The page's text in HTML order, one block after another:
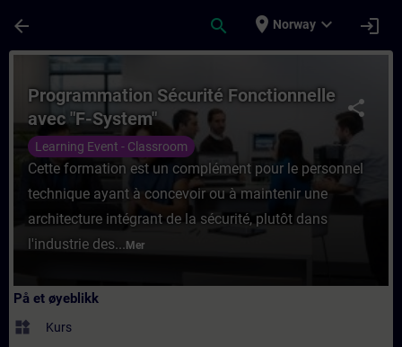
arrow_back search place Norway expand_more login
Kurs - Programmation Sécurité
share
Programmation Sécurité Fonctionnelle
avec "F-System"
Learning Event - Classroom
Cette formation est un complément pour le personnel
technique ayant à concevoir ou à maintenir une
architecture intégrant de la sécurité, plutôt dans
l'industrie des... Mer
På et øyeblikk
widgets Kurs